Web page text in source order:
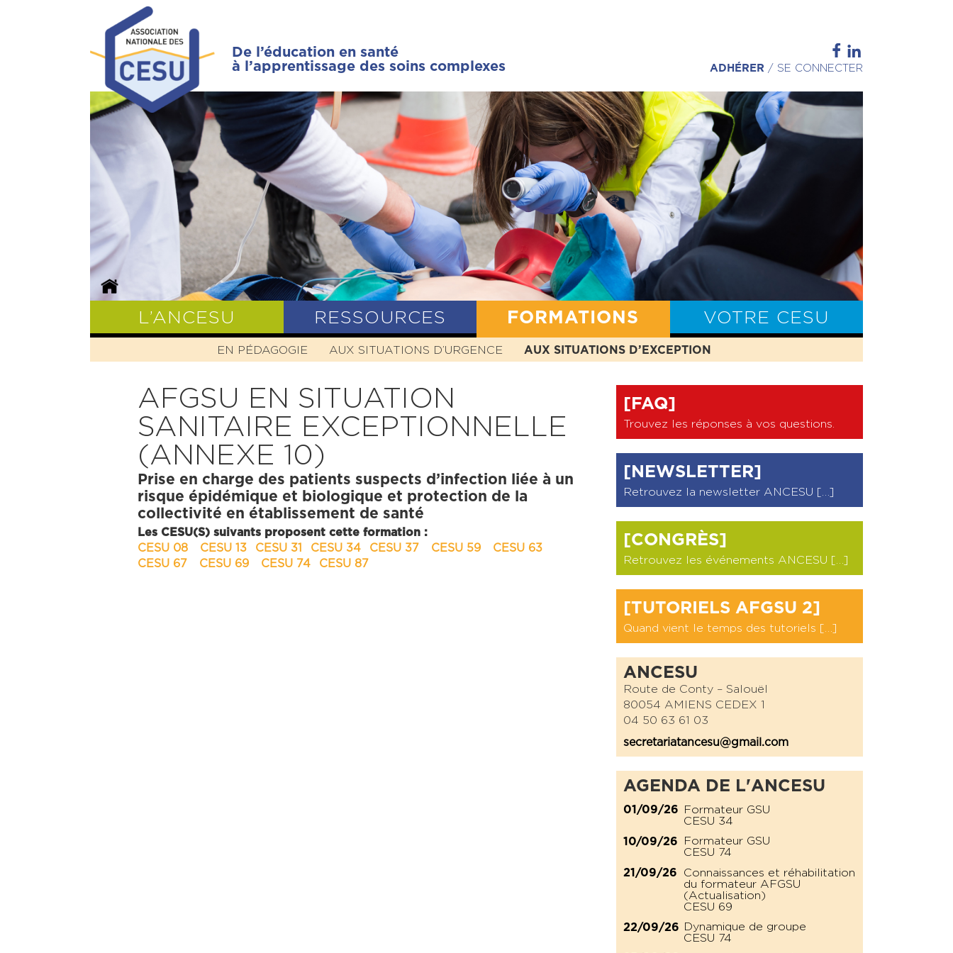
De l’éducation en santé
à l’apprentissage des soins complexes
ADHÉRER / SE CONNECTER
L’ANCESU
PRÉSENTATION HISTOIRE MISSION VALEURS STATUTS BILAN CESU
RESSOURCES FORMATIONS
EN PÉDAGOGIE AUX SITUATIONS D’URGENCE AUX SITUATIONS D’EXCEPTION
VOTRE CESU
AFGSU EN SITUATION
SANITAIRE EXCEPTIONNELLE
(ANNEXE 10)
Prise en charge des patients suspects d’infection liée à un
risque épidémique et biologique et protection de la
collectivité en établissement de santé
Les CESU(S) suivants proposent cette formation :
CESU 08
CESU 13 CESU 31 CESU 34 CESU 37 CESU 59
CESU 63
CESU 67
CESU 69 CESU 74 CESU 87
[FAQ]
Trouvez les réponses à vos questions.
[NEWSLETTER]
Retrouvez la newsletter ANCESU […]
[CONGRÈS]
Retrouvez les événements ANCESU […]
[TUTORIELS AFGSU 2]
Quand vient le temps des tutoriels […]
ANCESU
Route de Conty – Salouël
80054 AMIENS CEDEX 1
04 50 63 61 03
secretariatancesu@gmail.com
AGENDA DE L'ANCESU
01/09/26
Formateur GSU
CESU 34
10/09/26
Formateur GSU
CESU 74
21/09/26
Connaissances et réhabilitation
du formateur AFGSU
(Actualisation)
CESU 69
22/09/26
Dynamique de groupe
CESU 74